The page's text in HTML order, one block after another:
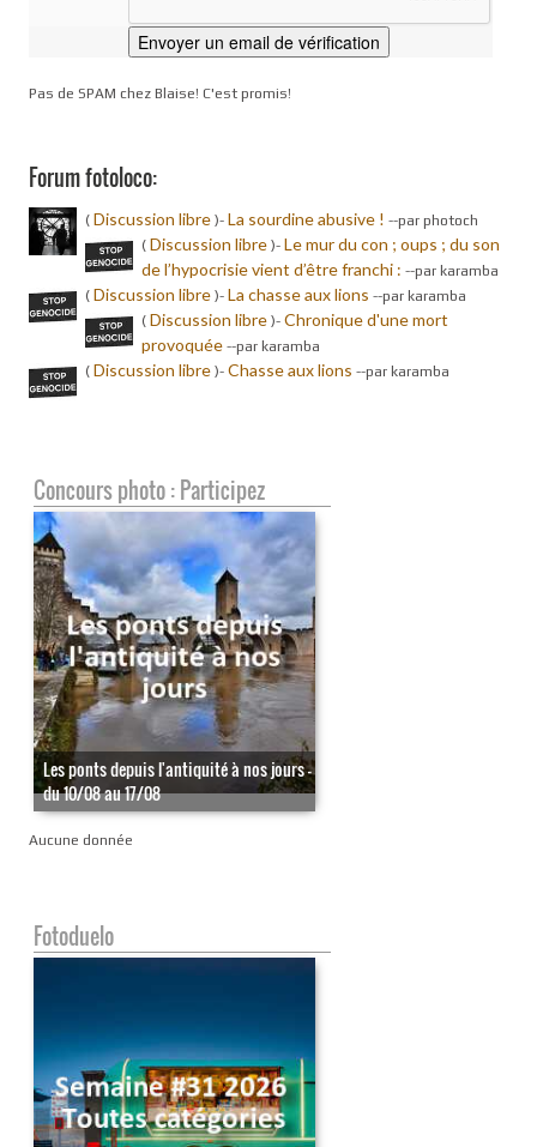
Pas de SPAM chez Blaise! C'est promis!
Forum fotoloco:
( Discussion libre )- La sourdine abusive ! --par photoch
( Discussion libre )- Le mur du con ; oups ; du son
de l’hypocrisie vient d’être franchi : --par karamba
( Discussion libre )- La chasse aux lions --par karamba
( Discussion libre )- Chronique d'une mort
provoquée --par karamba
( Discussion libre )- Chasse aux lions --par karamba
Concours photo : Participez
Les ponts depuis l'antiquité à nos jours -
du 10/08 au 17/08
Aucune donnée
Fotoduelo